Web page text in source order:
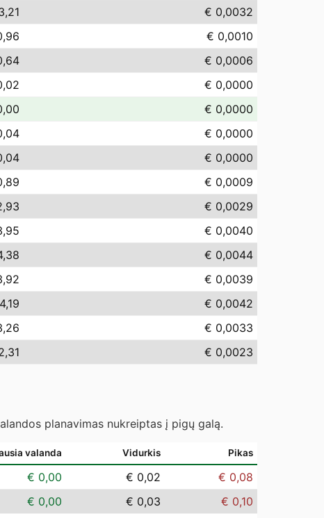
€ 0,0032
€ 0,0010
€ 0,0006
€ 0,0000
€ 0,0000
€ 0,0000
€ 0,0000
€ 0,0009
€ 0,0029
€ 0,0040
€ 0,0044
€ 0,0039
€ 0,0042
€ 0,0033
€ 0,0023
planavimas nukreiptas į pigų galą.
valanda Vidurkis Pikas
€ 0,00 € 0,02
€ 0,08
€ 0,00 € 0,03
€ 0,10